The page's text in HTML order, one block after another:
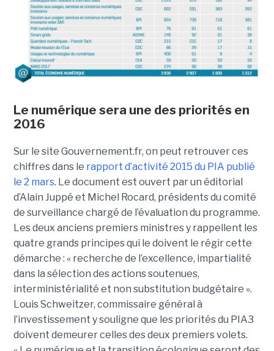
Le numérique sera une des priorités en
2016
Sur le site Gouvernement.fr, on peut retrouver ces
chiffres dans le rapport d’activité 2015 du PIA publié
le 2 mars. Le document est ouvert par un éditorial
d’Alain Juppé et Michel Rocard, présidents du comité
de surveillance chargé de l’évaluation du programme.
Les deux anciens premiers ministres y rappellent les
quatre grands principes qui le doivent le régir cette
démarche : « recherche de l’excellence, impartialité
dans la sélection des actions soutenues,
interministérialité et non substitution budgétaire ».
Louis Schweitzer, commissaire général à
l’investissement y souligne que les priorités du PIA3
doivent demeurer celles des deux premiers volets.